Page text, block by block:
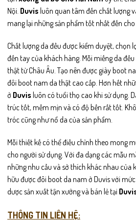
Nội. Duvis luôn quan tâm đến chất lượng
mang lại những sản phẩm tốt nhất đến
Chất lượng da đều được kiểm duyệt, chọn
đến tay của khách hàng. Mỗi miếng da
thật từ Châu Âu. Tạo nên được giày boot
đôi boot nam da thật cao cấp. Hơn hết
ở Duvis luôn có tuổi thọ cao khi sử dụng.
trúc tốt, mềm mịn và có độ bền rất tốt.
tróc cũng như nổ da của sản phẩm.
Mỗi thiết kế có thể điều chỉnh theo mong
cho người sử dụng. Với đa dạng các mẫu
những nhu cầu và sở thích khác nhau của
hữu được đôi boot da nam ở Duvis với
dược sản xuất tận xưởng và bán lẻ tại
THÔNG TIN LIÊN HỆ: